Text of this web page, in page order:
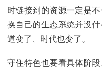
时链接到的资源一定是
换自己的生态系统并没
道变了、时代也变了。
守住特色也要看具体阶